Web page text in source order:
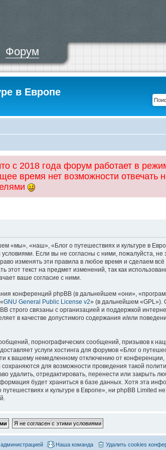
Форум
в Европе
с 2018 года форум работает в
время нет возможности отвечать
«мы», «наш», «Блог о путешествиях и культуре в
Если вы не согласны с ними, пожалуйста, не
изменять эти правила в любое время и сделаем
текст на предмет изменений, так как
ваше согласие с ними.
конференций phpBB (в дальнейшем «они»,
GNU General Public License v2» (в дальнейшем «GPL»).
строго связаны с организацией и поддержкой
в качестве допустимого содержания и/или
порнографических сообщений, призывов к
услуги хостинга для форумов «Блог о
к вашему немедленному отключению от
для возможности проведения такой
удалить, отредактировать, перенести или закрыть
будет храниться в базе данных. Хотя эта
и культуре в Европе», ни phpBB Limited
Удалить cookies
Наша команда